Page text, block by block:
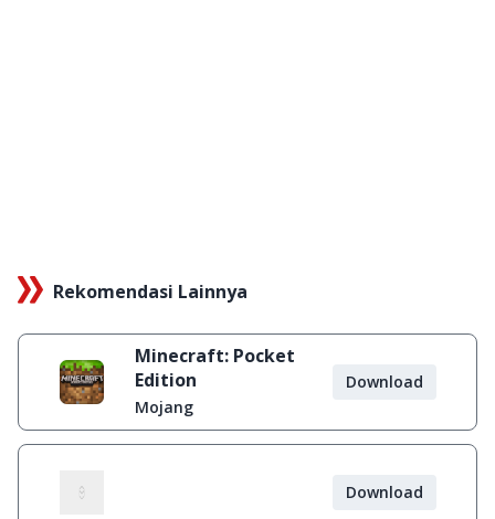
Rekomendasi Lainnya
Minecraft: Pocket
Edition
Mojang
Download
Download